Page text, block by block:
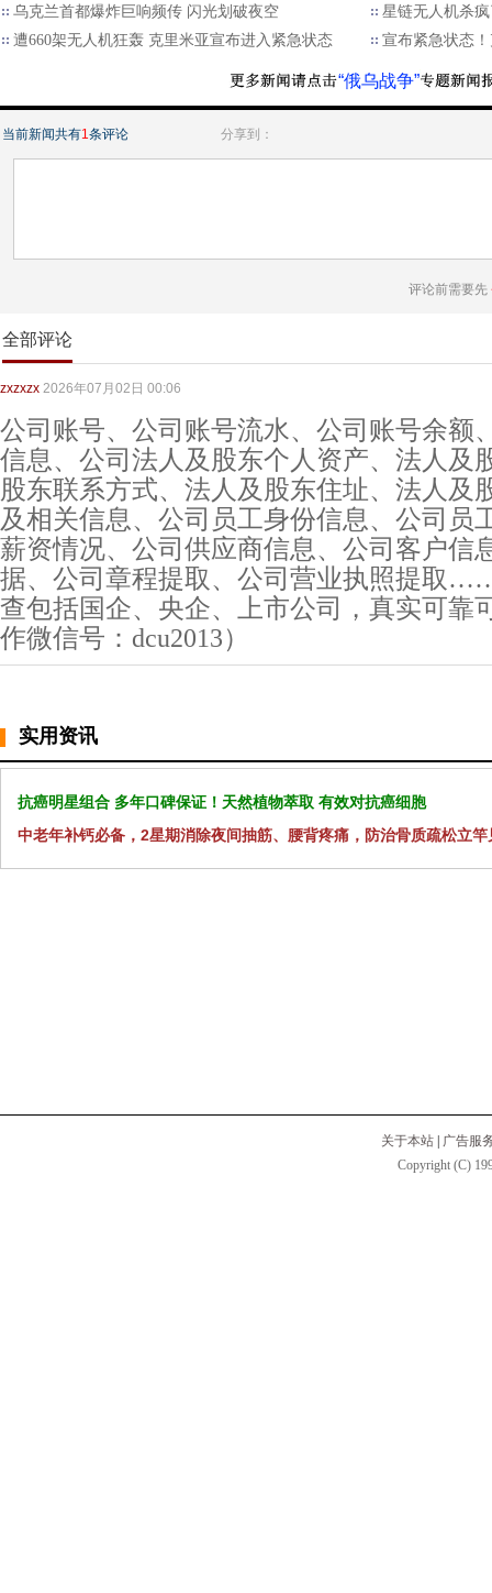
乌克兰首都爆炸巨响频传 闪光划破夜空
星链无人机杀
遭660架无人机狂轰 克里米亚宣布进入紧急状态
宣布紧急状态
“俄乌战争”
当前新闻共有1 条评论 分享到：
评论前需要先
全部评论
zxzxzx 2026年07月02日 00:06
公司账号、公司账号流水、公司账号余额
信息、公司法人及股东个人资产、法人及
股东联系方式、法人及股东住址、法人及
及相关信息、公司员工身份信息、公司员
薪资情况、公司供应商信息、公司客户信
据、公司章程提取、公司营业执照提取
查包括国企、央企、上市公司，真实可靠
作微信号：dcu2013）
实用资讯
抗癌明星组合 多年口碑保证！天然植物萃取 有效对抗癌细胞
中老年补钙必备，2星期消除夜间抽筋、腰背疼痛，防治骨质疏松立竿
关于本站
广告服
Copyright (C)